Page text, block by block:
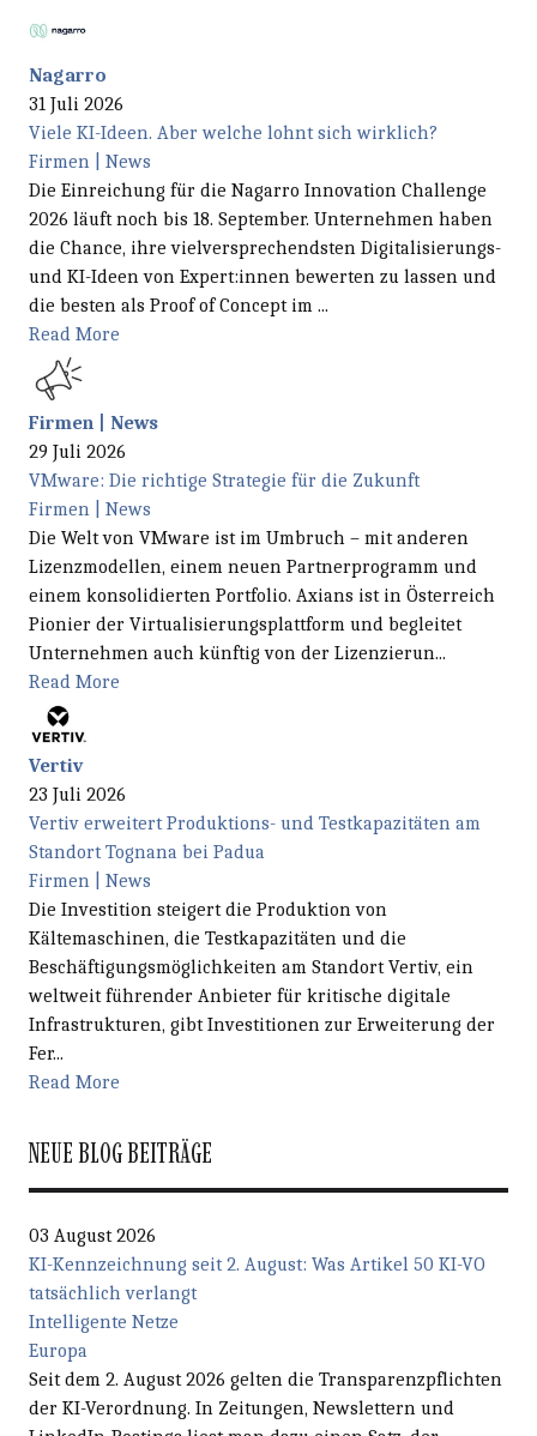
Nagarro
31 Juli 2026
Viele KI-Ideen. Aber welche lohnt sich wirklich?
Firmen | News
Die Einreichung für die Nagarro Innovation Challenge
2026 läuft noch bis 18. September. Unternehmen haben
die Chance, ihre vielversprechendsten Digitalisierungs-
und KI-Ideen von Expert:innen bewerten zu lassen und
die besten als Proof of Concept im ...
Read More
Firmen | News
29 Juli 2026
VMware: Die richtige Strategie für die Zukunft
Firmen | News
Die Welt von VMware ist im Umbruch – mit anderen
Lizenzmodellen, einem neuen Partnerprogramm und
einem konsolidierten Portfolio. Axians ist in Österreich
Pionier der Virtualisierungsplattform und begleitet
Unternehmen auch künftig von der Lizenzierun...
Read More
Vertiv
23 Juli 2026
Vertiv erweitert Produktions- und Testkapazitäten am
Standort Tognana bei Padua
Firmen | News
Die Investition steigert die Produktion von
Kältemaschinen, die Testkapazitäten und die
Beschäftigungsmöglichkeiten am Standort Vertiv, ein
weltweit führender Anbieter für kritische digitale
Infrastrukturen, gibt Investitionen zur Erweiterung der
Fer...
Read More
NEUE BLOG BEITRÄGE
03 August 2026
KI-Kennzeichnung seit 2. August: Was Artikel 50 KI-VO
tatsächlich verlangt
Intelligente Netze
Europa
Seit dem 2. August 2026 gelten die Transparenzpflichten
der KI-Verordnung. In Zeitungen, Newslettern und